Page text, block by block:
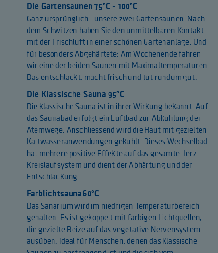
Die Gartensaunen 75°C - 100°C
Ganz ursprünglich - unsere zwei Gartensaunen. Nach
dem Schwitzen haben Sie den unmittelbaren Kontakt
mit der Frischluft in einer schönen Gartenanlage. Und
für besonders Abgehärtete: Am Wochenende fahren
wir eine der beiden Saunen mit Maximaltemperaturen.
Das entschlackt, macht frisch und tut rundum gut.
Die Klassische Sauna 95°C
Die klassische Sauna ist in ihrer Wirkung bekannt. Auf
das Saunabad erfolgt ein Luftbad zur Abkühlung der
Atemwege. Anschliessend wird die Haut mit gezielten
Kaltwasseranwendungen gekühlt. Dieses Wechselbad
hat mehrere positive Effekte auf das gesamte Herz-
Kreislaufsystem und dient der Abhärtung und der
Entschlackung.
Farblichtsauna 60°C
Das Sanarium wird im niedrigen Temperaturbereich
gehalten. Es ist gekoppelt mit farbigen Lichtquellen,
die gezielte Reize auf das vegetative Nervensystem
ausüben. Ideal für Menschen, denen das klassische